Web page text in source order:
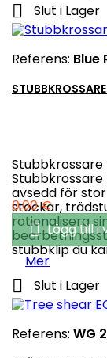
 Slut i Lager
Referens: Blue
Stubbkrossare
Stubbkrossare
avsedd för
stockar,
rationalisera
stubbklip du
Pris
0,00 €
 Lägg till i
Mer
 Slut i Lager
Referens: WG